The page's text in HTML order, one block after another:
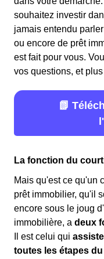
souhaitez investir
jamais entendu
ou encore de prêt
est fait pour vous.
vos questions, et
📗
La fonction du
Mais qu'est ce qu'un
prêt immobilier, qu'il
encore sous le joug
immobilière, a deux
Il est celui qui
toutes les étapes